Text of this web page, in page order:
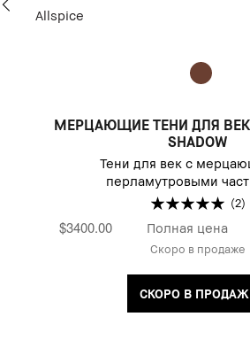
Allspice
МЕРЦАЮЩИЕ ТЕНИ ДЛЯ ВЕК
SHADOW
Тени для век с
перламутровыми
(2)
$3400.00 Полная цена
Скоро в продаже
СКОРО В